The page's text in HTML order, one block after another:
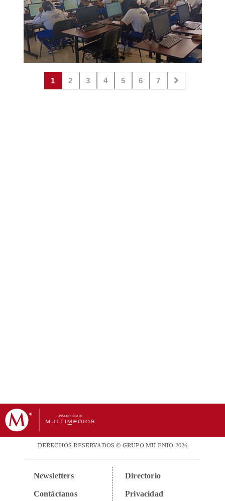
1 2 3 4 5 6 7
DERECHOS RESERVADOS © GRUPO MILENIO 2026
Newsletters
Contáctanos
Directorio
Privacidad